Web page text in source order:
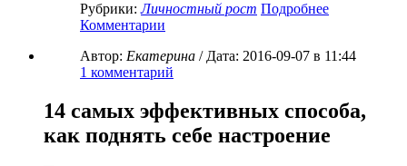
Рубрики: Личностный рост Подробнее
Комментарии
Автор: Екатерина / Дата: 2016-09-07 в 11:44
1 комментарий
14 самых эффективных способа,
как поднять себе настроение